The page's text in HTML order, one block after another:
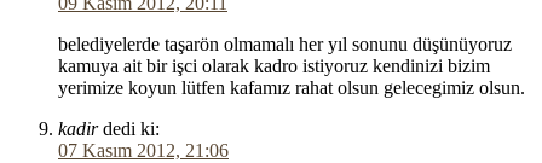
belediyelerde taşarön olmamalı her yıl sonunu düşünüyoruz
kamuya ait bir işci olarak kadro istiyoruz kendinizi bizim
yerimize koyun lütfen kafamız rahat olsun gelecegimiz olsun.
kadir dedi ki:
07 Kasım 2012, 21:06